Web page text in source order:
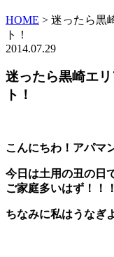
HOME > 迷ったら黒
ト！
2014.07.29
迷ったら黒崎エ
ト！
こんにちわ！アパマ
今日は土用の丑の日
ご家庭多いはず！！！
ちなみに私はうなぎ